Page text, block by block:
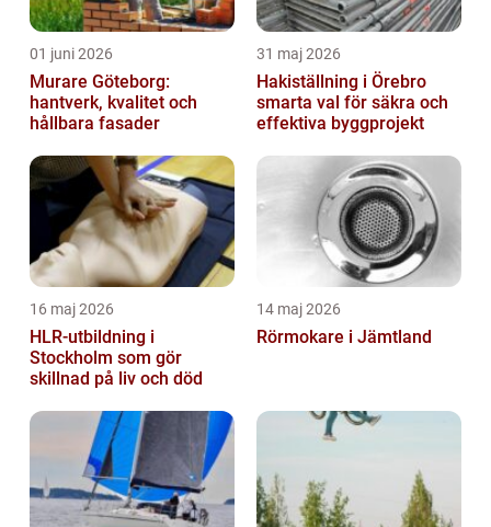
01 juni 2026
Murare Göteborg:
hantverk, kvalitet och
hållbara fasader
31 maj 2026
Hakiställning i Örebro
smarta val för säkra och
effektiva byggprojekt
16 maj 2026
HLR-utbildning i
Stockholm som gör
skillnad på liv och död
14 maj 2026
Rörmokare i Jämtland